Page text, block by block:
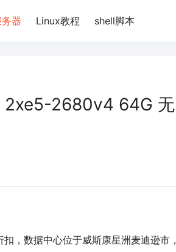
器 Linux教程 shell脚本
2xe5-2680v4 64G 无
，数据中心位于威斯康星洲麦迪逊市，